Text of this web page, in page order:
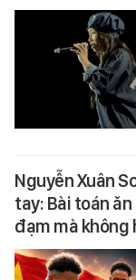
Nguyễn Xuân
tay: Bài toán
đạm mà không